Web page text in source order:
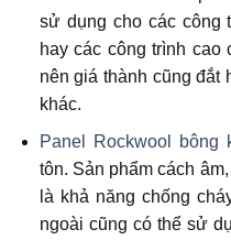
sử dụng cho các công
hay các công trình
nên giá thành cũng đắt
khác.
Panel Rockwool bông
tôn. Sản phẩm cách
là khả năng chống
ngoài cũng có thể sử